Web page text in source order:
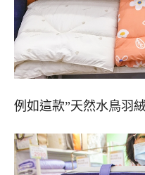
例如這款”天然水鳥羽